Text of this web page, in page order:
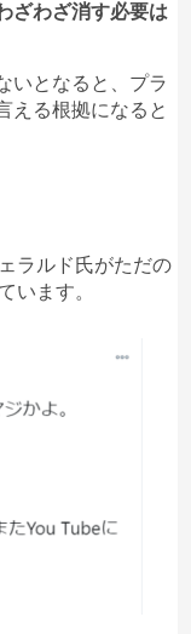
ざわざ消す必要は
いとなると、プラ
える根拠になると
ラルド氏がただの
います。